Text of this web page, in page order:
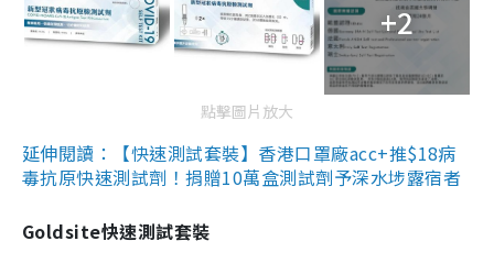
+2
點擊圖片放大
延伸閱讀：【快速測試套裝】香港口罩廠acc+推$18病
毒抗原快速測試劑！捐贈10萬盒測試劑予深水埗露宿者
Goldsite快速測試套裝